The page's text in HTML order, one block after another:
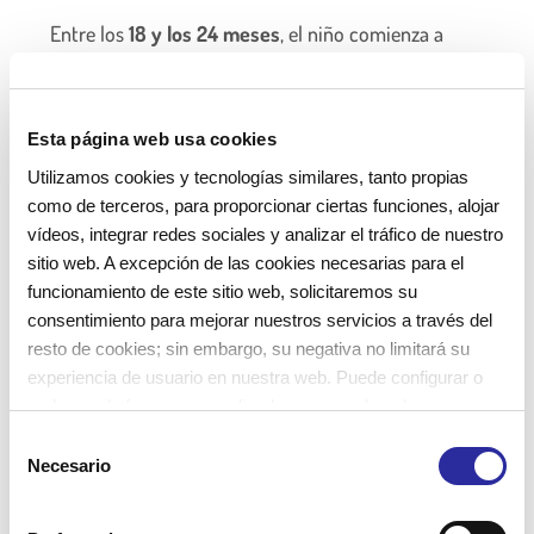
Esta página web usa cookies
Utilizamos cookies y tecnologías similares, tanto propias
como de terceros, para proporcionar ciertas funciones, alojar
vídeos, integrar redes sociales y analizar el tráfico de nuestro
sitio web. A excepción de las cookies necesarias para el
funcionamiento de este sitio web, solicitaremos su
consentimiento para mejorar nuestros servicios a través del
resto de cookies; sin embargo, su negativa no limitará su
experiencia de usuario en nuestra web. Puede configurar o
rechazar de forma personalizada su uso pulsando
nuestraPolítica de Cookies
Necesario
Entre los18 y los 24 meses, el niño comienza a
momento ideal para crear espacios de juego que les
permitan moverse y practicar estas nuevas
habilidades. También se produce un avance en el
desarrollo del lenguaje, y el niño comienza a utilizar
palabras para expresarse. El juego simbólico, como
simular que cocinan o conducen, es muy común en
esta etapa y contribuye a su comprensión del
mundo.